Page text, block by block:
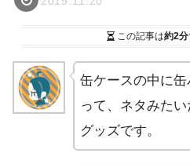
この記事は約2分
缶ケースの中に
って、ネタみた
グッズです。